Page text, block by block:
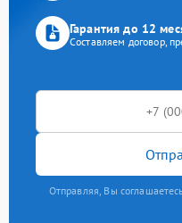
Гарантия до 12
Составляем договор,
Отправляя, Вы